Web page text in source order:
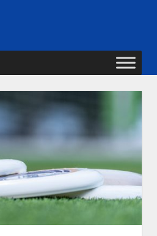
Frisbeesport-
Verband